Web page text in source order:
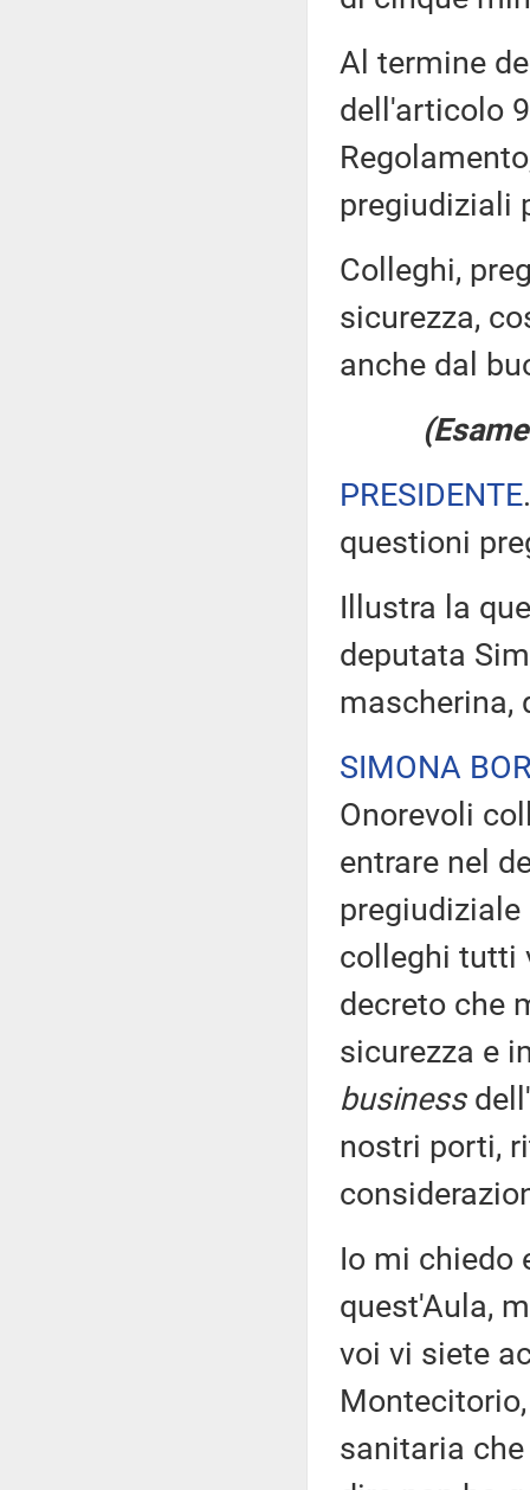
Al termine
dell'articolo
pregiudiziali
Colleghi,
sicurezza,
anche dal
PRESIDENTE
questioni
Illustra la
deputata
mascherina,
SIMONA
Onorevoli
entrare nel
pregiudiziale
colleghi tutti
decreto che
sicurezza e
business
nostri porti,
Io mi chiedo
quest'Aula,
voi vi siete
sanitaria